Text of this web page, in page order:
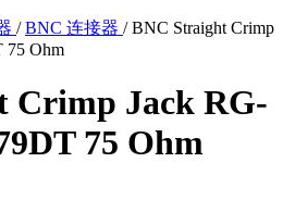
/ BNC 连接器 / BNC Straight Crimp
75 Ohm
Crimp Jack RG-
75 Ohm